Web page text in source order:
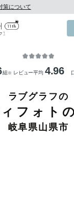
策について
組 ※ レビュー平均 4.96
ラブグラフの
フォト
岐阜県山県市